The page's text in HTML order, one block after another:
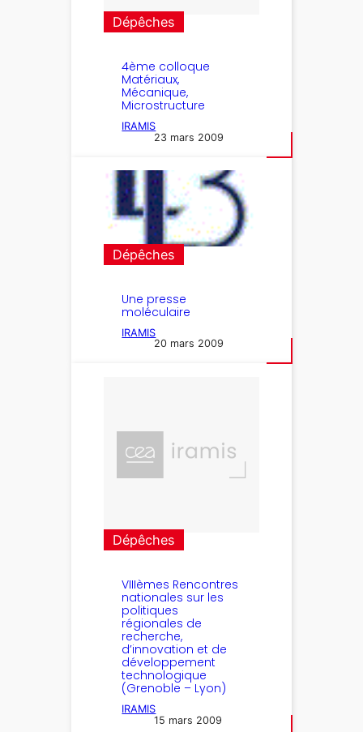
Dépêches
4ème colloque
Matériaux,
Mécanique,
Microstructure
IRAMIS
23 mars 2009
Dépêches
Une presse
moléculaire
IRAMIS
20 mars 2009
Dépêches
VIIIèmes Rencontres
nationales sur les
politiques
régionales de
recherche,
d’innovation et de
développement
technologique
(Grenoble – Lyon)
IRAMIS
15 mars 2009